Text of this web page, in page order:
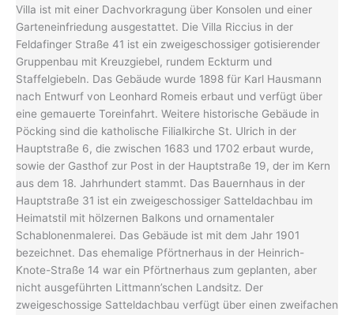
Villa ist mit einer Dachvorkragung über Konsolen und einer
Garteneinfriedung ausgestattet. Die Villa Riccius in der
Feldafinger Straße 41 ist ein zweigeschossiger gotisierender
Gruppenbau mit Kreuzgiebel, rundem Eckturm und
Staffelgiebeln. Das Gebäude wurde 1898 für Karl Hausmann
nach Entwurf von Leonhard Romeis erbaut und verfügt über
eine gemauerte Toreinfahrt. Weitere historische Gebäude in
Pöcking sind die katholische Filialkirche St. Ulrich in der
Hauptstraße 6, die zwischen 1683 und 1702 erbaut wurde,
sowie der Gasthof zur Post in der Hauptstraße 19, der im Kern
aus dem 18. Jahrhundert stammt. Das Bauernhaus in der
Hauptstraße 31 ist ein zweigeschossiger Satteldachbau im
Heimatstil mit hölzernen Balkons und ornamentaler
Schablonenmalerei. Das Gebäude ist mit dem Jahr 1901
bezeichnet. Das ehemalige Pförtnerhaus in der Heinrich-
Knote-Straße 14 war ein Pförtnerhaus zum geplanten, aber
nicht ausgeführten Littmann’schen Landsitz. Der
zweigeschossige Satteldachbau verfügt über einen zweifachen